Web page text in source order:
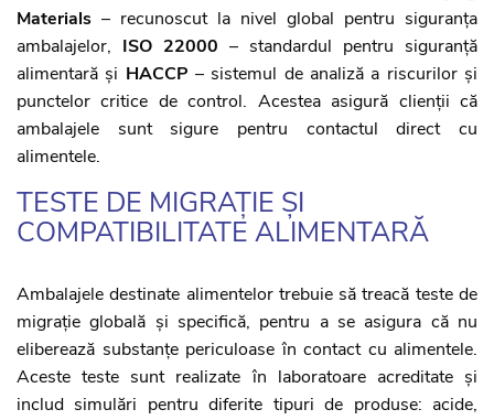
Materials – recunoscut la nivel global pentru siguranța
ambalajelor, ISO 22000 – standardul pentru siguranță
alimentară și HACCP – sistemul de analiză a riscurilor și
punctelor critice de control. Acestea asigură clienții că
ambalajele sunt sigure pentru contactul direct cu
alimentele.
TESTE DE MIGRAȚIE ȘI
COMPATIBILITATE ALIMENTARĂ
Ambalajele destinate alimentelor trebuie să treacă teste de
migrație globală și specifică, pentru a se asigura că nu
eliberează substanțe periculoase în contact cu alimentele.
Aceste teste sunt realizate în laboratoare acreditate și
includ simulări pentru diferite tipuri de produse: acide,